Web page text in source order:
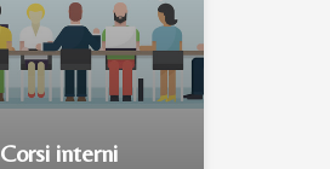
Corsi interni